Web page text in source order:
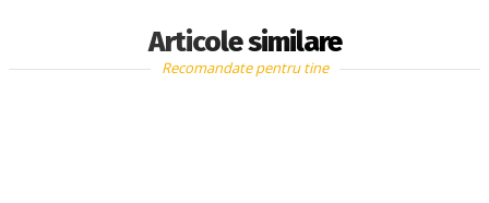
Articole similare
Recomandate pentru tine